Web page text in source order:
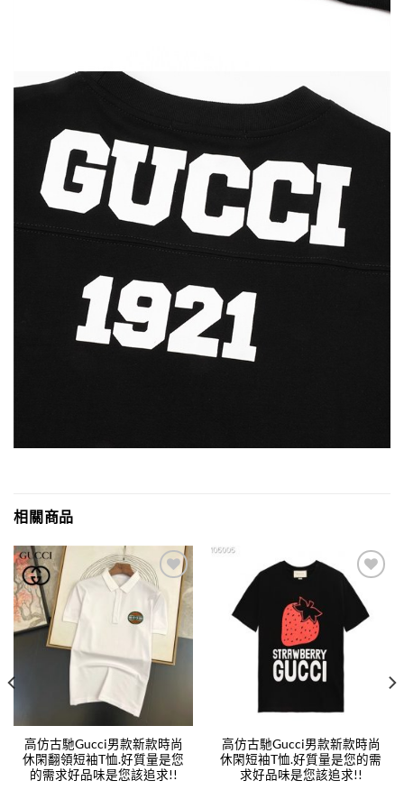
相關商品
Add to
wishlist
高仿古馳Gucci男款新款時尚
休閑翻領短袖T恤.好質量是您
的需求好品味是您該追求!!
Add to
wishlist
高仿古馳Gucci男款新款時尚
休閑短袖T恤.好質量是您的需
求好品味是您該追求!!